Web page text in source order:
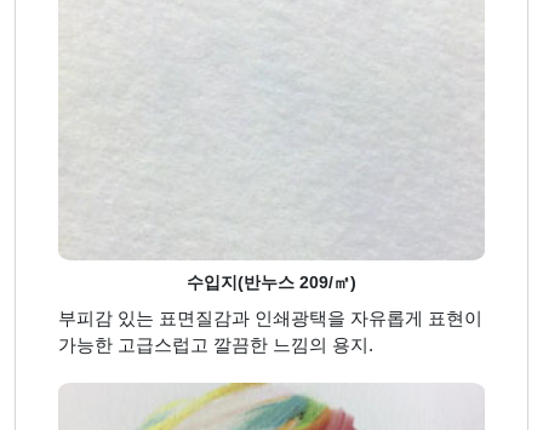
수입지(반누스 209/㎡)
부피감 있는 표면질감과 인쇄광택을 자유롭게 표현이
가능한 고급스럽고 깔끔한 느낌의 용지.